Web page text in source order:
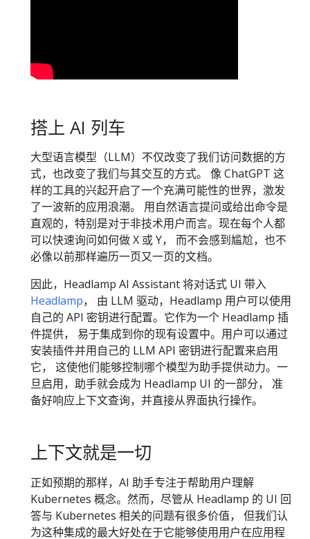
搭上 AI 列车
大型语言模型（LLM）不仅改变了我们访问数据的方
式，也改变了我们与其交互的方式。 像 ChatGPT 这
样的工具的兴起开启了一个充满可能性的世界，激发
了一波新的应用浪潮。 用自然语言提问或给出命令是
直观的，特别是对于非技术用户而言。现在每个人都
可以快速询问如何做 X 或 Y， 而不会感到尴尬，也不
必像以前那样遍历一页又一页的文档。
因此，Headlamp AI Assistant 将对话式 UI 带入
Headlamp， 由 LLM 驱动，Headlamp 用户可以使用
自己的 API 密钥进行配置。它作为一个 Headlamp 插
件提供， 易于集成到你的现有设置中。用户可以通过
安装插件并用自己的 LLM API 密钥进行配置来启用
它， 这使他们能够控制哪个模型为助手提供动力。一
旦启用，助手就会成为 Headlamp UI 的一部分， 准
备好响应上下文查询，并直接从界面执行操作。
上下文就是一切
正如预期的那样，AI 助手专注于帮助用户理解
Kubernetes 概念。然而，尽管从 Headlamp 的 UI 回
答与 Kubernetes 相关的问题有很多价值， 但我们认
为这种集成的最大好处在于它能够使用用户在应用程